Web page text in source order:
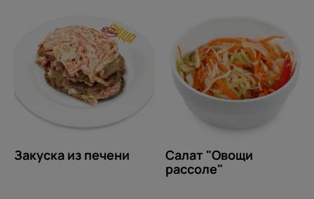
Закуска из печени
Салат "Овощи
рассоле"